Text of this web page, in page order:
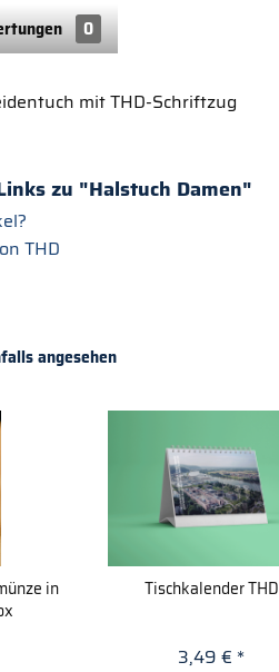
0
mit THD-Schriftzug
zu "Halstuch Damen"
THD
angesehen
in
Tischkalender THD
3,49 € *